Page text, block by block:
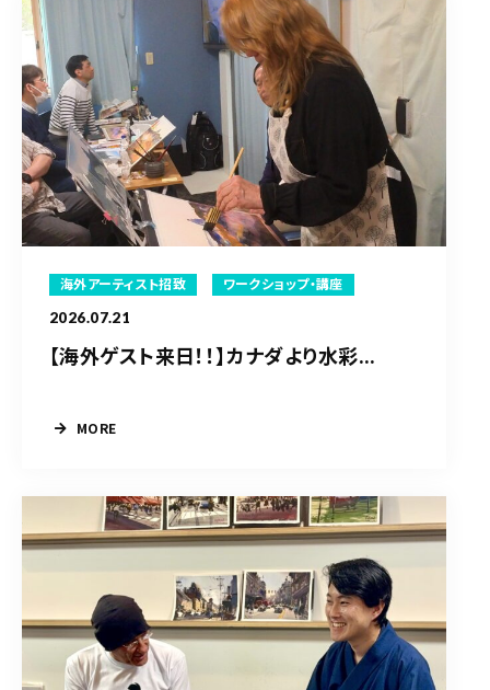
海外アーティスト招致 ワークショップ・講座
2026.07.21
【海外ゲスト来日！！】カナダより水彩...
MORE